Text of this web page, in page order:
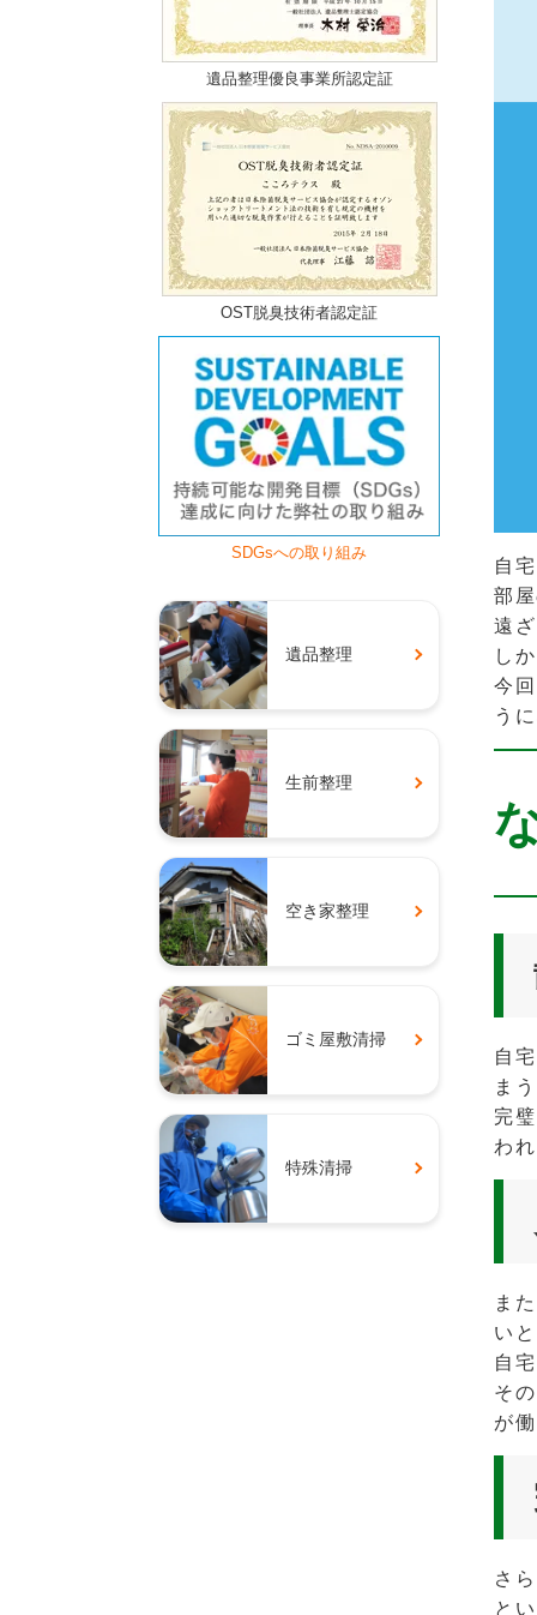
自
部
遠
し
今
う
自
ま
完
わ
ま
い
自
そ
が
さ
と
遺品整理優良事業所認定証
OST脱臭技術者認定証
SDGsへの取り組み
遺品整理
生前整理
空き家整理
ゴミ屋敷清掃
特殊清掃